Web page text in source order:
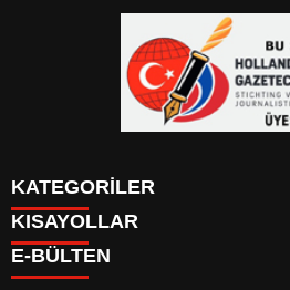
KATEGORİLER
YAZARLAR
PUAN DURUMU
KISAYOLLAR
KAYIT OL
E-BÜLTEN